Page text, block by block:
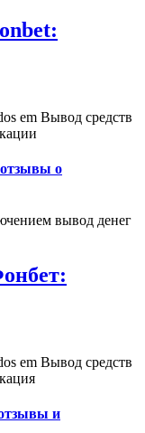
em Вывод средств
отзывы о
вывод денег
em Вывод средств
и